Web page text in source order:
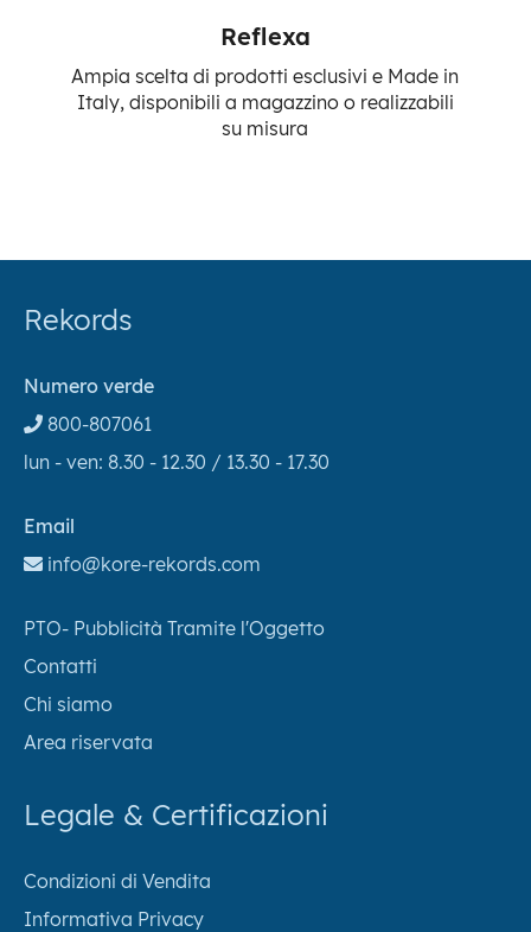
Reflexa
Ampia scelta di prodotti esclusivi e Made in
Italy, disponibili a magazzino o realizzabili
su misura
Rekords
Numero verde
800-807061
lun - ven: 8.30 - 12.30 / 13.30 - 17.30
Email
info@kore-rekords.com
PTO- Pubblicità Tramite l'Oggetto
Contatti
Chi siamo
Area riservata
Legale & Certificazioni
Condizioni di Vendita
Informativa Privacy